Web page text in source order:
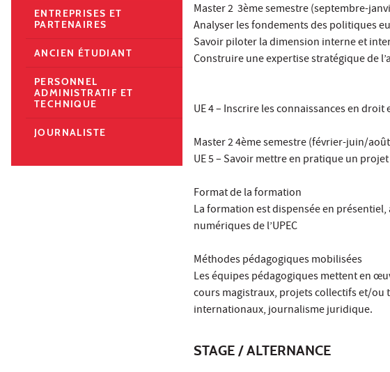
Master 2 3ème semestre (septembre-
Analyser les fondements des politiques
Savoir piloter la dimension interne et
Construire une expertise stratégique de
UE 4 – Inscrire les connaissances en
Master 2 4ème semestre (février-juin/
UE 5 – Savoir mettre en pratique un
Format de la formation
La formation est dispensée en
numériques de l’UPEC
Méthodes pédagogiques mobilisées
Les équipes pédagogiques mettent en
cours magistraux, projets collectifs et/
internationaux, journalisme juridique.
STAGE / ALTERNANCE
ENTREPRISES ET
PARTENAIRES
ANCIEN ÉTUDIANT
PERSONNEL
ADMINISTRATIF ET
TECHNIQUE
JOURNALISTE